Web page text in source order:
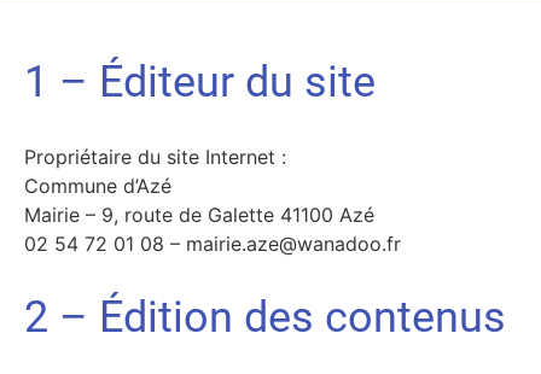
1 – Éditeur du site
Propriétaire du site Internet :
Commune d’Azé
Mairie – 9, route de Galette 41100 Azé
02 54 72 01 08 – mairie.aze@wanadoo.fr
2 – Édition des contenus